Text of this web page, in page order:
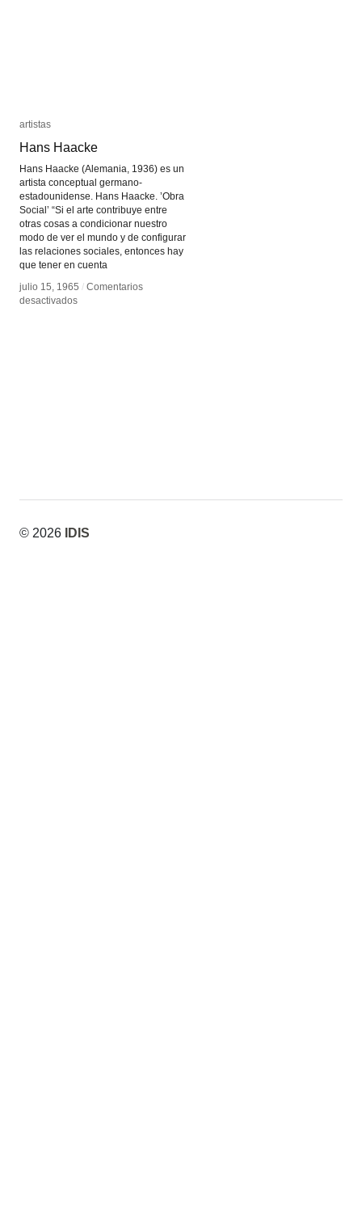
artistas
Hans Haacke
Hans Haacke (Alemania, 1936) es un
artista conceptual germano-
estadounidense. Hans Haacke. ’Obra
Social’ “Si el arte contribuye entre
otras cosas a condicionar nuestro
modo de ver el mundo y de configurar
las relaciones sociales, entonces hay
que tener en cuenta
julio 15, 1965 / Comentarios
desactivadosen
artistas
Hans Haacke
julio 15, 1965 / Comentarios
desactivadosen
© 2026 IDIS